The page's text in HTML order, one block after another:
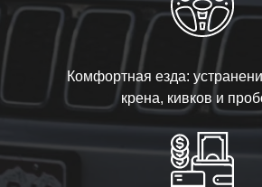
Комфортная езда:
крена, кивков и